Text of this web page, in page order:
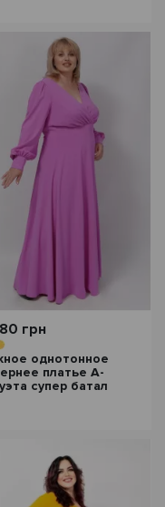
грн
однотонное
платье А-
супер батал